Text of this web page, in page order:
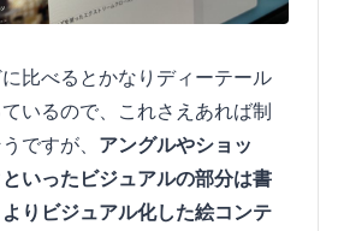
比べるとかなりディーテール
いるので、これさえあれば制
ですが、 アングルやショッ
いったビジュアルの部分は書
りビジュアル化した絵コンテ